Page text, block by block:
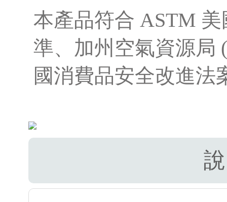
本產品符合 ASTM
準、加州空氣資源局
國消費品安全改進法